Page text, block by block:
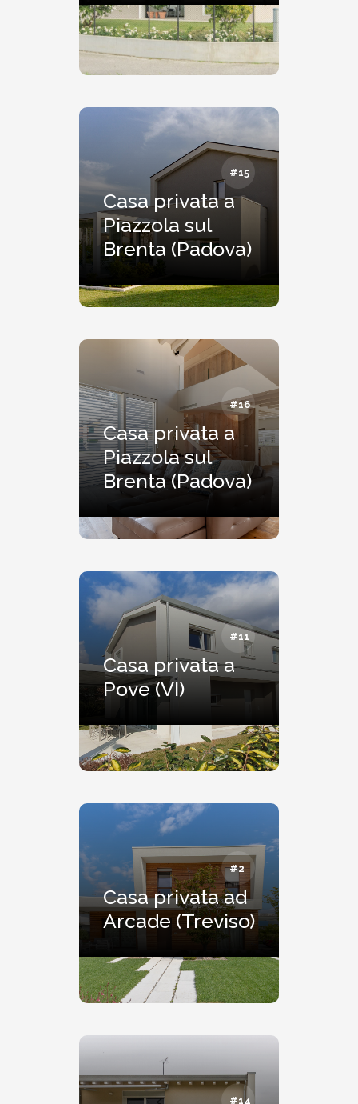
#15
Casa privata a
Piazzola sul
Brenta (Padova)
#16
Casa privata a
Piazzola sul
Brenta (Padova)
#11
Casa privata a
Pove (VI)
#2
Casa privata ad
Arcade (Treviso)
#14